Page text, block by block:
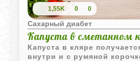
1,55K 0 0
Сахарный диабет
Капуста в сметанном
Капуста в кляре
внутри и с румяной